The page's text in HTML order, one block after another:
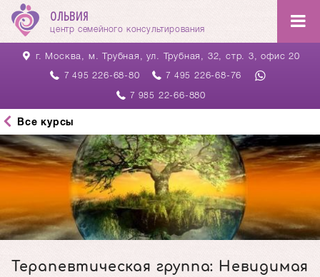
ОЛЬВИЯ
центр семейного консультирования
г. Москва, м. Трубная, ул. Трубная, 32, стр. 3, офис 20
7 495 226-68-80 7 495 226-68-76
7 985 22-66-880
Все курсы
Терапевтическая группа: Невидимая